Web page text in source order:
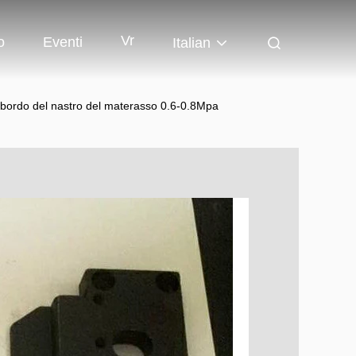
Eventi Vr Italian
del nastro del materasso 0.6-0.8Mpa